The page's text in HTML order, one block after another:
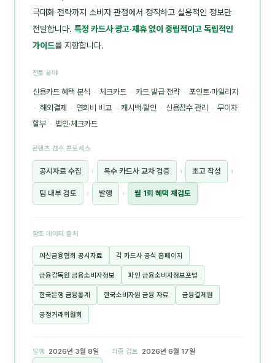
극대화 전략까지 소비자 관점에서 정직하고 실용적인 정보만
전달합니다. 특정 카드사 광고·제휴 없이 중립적이고 독립적인
가이드를 지향합니다.
전문 분야
신용카드 혜택 분석 · 체크카드 · 카드 발급 전략 · 포인트·마일리지
· 해외결제 · 연회비 비교 · 캐시백·할인 · 신용점수 관리 · 무이자
할부 · 법인·체크카드
콘텐츠 검수 프로세스
공시자료 수집 › 복수 카드사 교차 검증 › 초고 작성 ›
팀 내부 검토 › 발행 › 월 1회 혜택 재검토
참조 데이터 출처
여신금융협회 공시자료 각 카드사 공식 홈페이지
금융감독원 금융소비자정보 파인 금융소비자정보포털
한국은행 금융통계 한국소비자원 금융 자료 금융결제원
공정거래위원회
발행 2026년 3월 8일 · 최종 검토 2026년 6월 17일